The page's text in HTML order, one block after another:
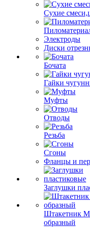
Сухие
Электроды
Диски
Бочата
Гайки
Муфты
Отводы
Резьба
Сгоны
Фланцы и
Заглушки
Штакетник
образный